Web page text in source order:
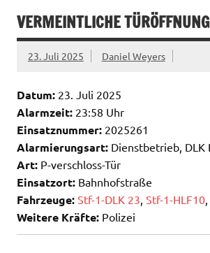
VERMEINTLICHE TÜRÖFFNUNG
23. Juli 2025 Daniel Weyers
Datum: 23. Juli 2025
Alarmzeit: 23:58 Uhr
Einsatznummer: 2025261
Alarmierungsart: Dienstbetrieb, DLK
Art: P-verschloss-Tür
Einsatzort: Bahnhofstraße
Fahrzeuge: Stf-1-DLK 23 Stf-1-HLF10
Weitere Kräfte: Polizei